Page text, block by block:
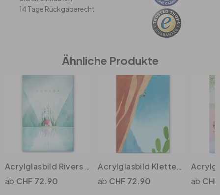
14 Tage Rückgaberecht
Ähnliche Produkte
Acrylglasbild Rivers - Kanada
CHF 72.90
Acrylglasbild Klettern am Grand Canyon - Rivers
CHF 72.90